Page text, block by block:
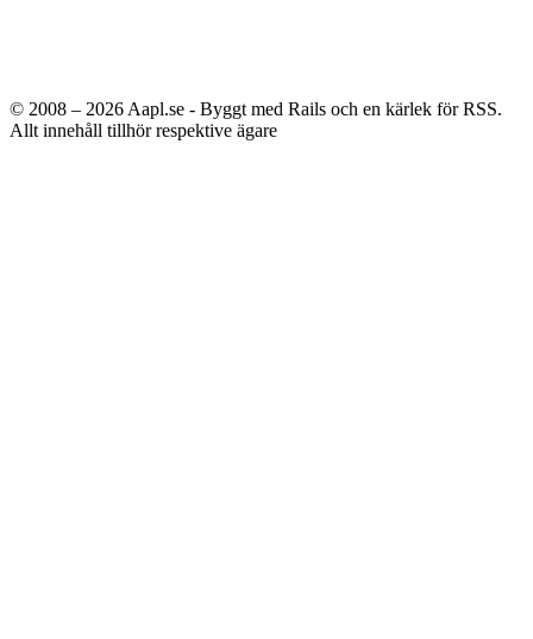
© 2008 – 2026 Aapl.se - Byggt med Rails och en kärlek för RSS.
Allt innehåll tillhör respektive ägare